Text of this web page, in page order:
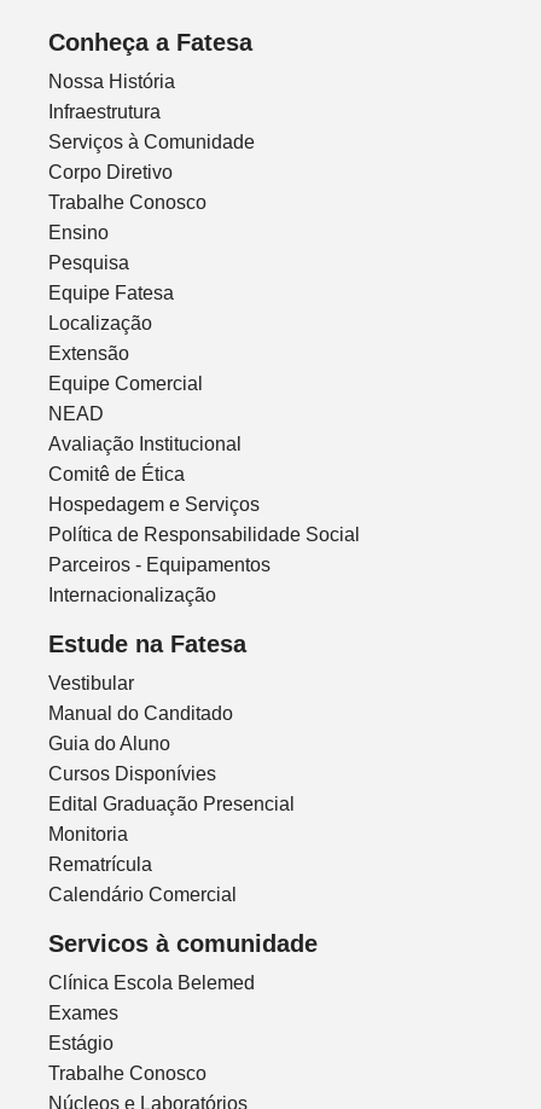
Conheça a Fatesa
Nossa História
Infraestrutura
Serviços à Comunidade
Corpo Diretivo
Trabalhe Conosco
Ensino
Pesquisa
Equipe Fatesa
Localização
Extensão
Equipe Comercial
NEAD
Avaliação Institucional
Comitê de Ética
Hospedagem e Serviços
Política de Responsabilidade Social
Parceiros - Equipamentos
Internacionalização
Estude na Fatesa
Vestibular
Manual do Canditado
Guia do Aluno
Cursos Disponívies
Edital Graduação Presencial
Monitoria
Rematrícula
Calendário Comercial
Servicos à comunidade
Clínica Escola Belemed
Exames
Estágio
Trabalhe Conosco
Núcleos e Laboratórios